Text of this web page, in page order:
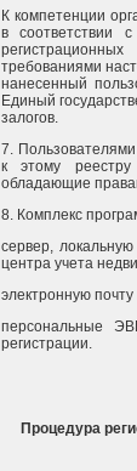
К компетенции
в соответствии
требованиями
нанесенный
Единый
залогов.
7.
к этому
обладающие
8. Комплекс
сервер,
центра учета
электронную
персональные
регистрации.
Процедура